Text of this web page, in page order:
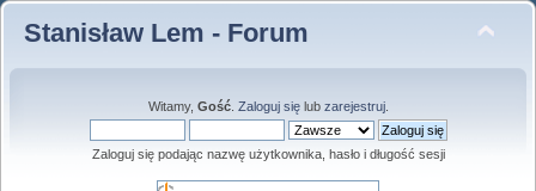
Stanisław Lem - Forum
Witamy, Gość. Zaloguj sięlub zarejestruj.
Zaloguj się podając nazwę użytkownika, hasło i długość sesji